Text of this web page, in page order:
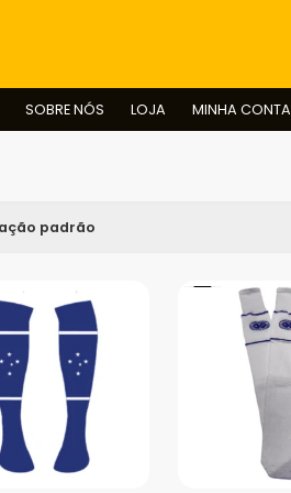
SOBRE NÓS LOJA MINHA CONTA